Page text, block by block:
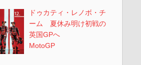
ドゥカティ・レノボ・チ
ーム 夏休み明け初戦の
英国GPへ
MotoGP